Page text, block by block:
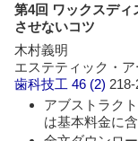
第4回 ワックスデ
させないコツ
木村義明
エステティック・
歯科技工 46 (2)
アブストラク
は基本料金に含